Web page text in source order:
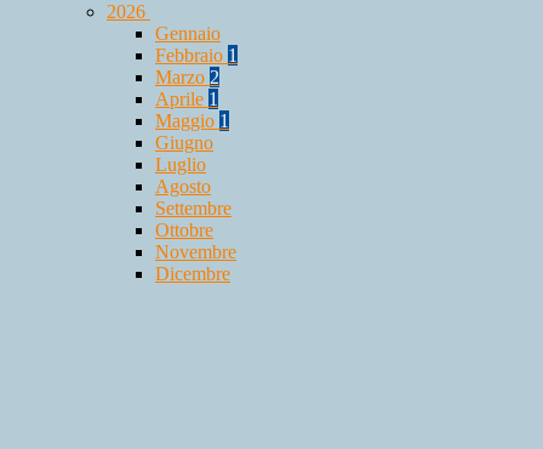
2026
Gennaio
Febbraio 1
Marzo 2
Aprile 1
Maggio 1
Giugno
Luglio
Agosto
Settembre
Ottobre
Novembre
Dicembre